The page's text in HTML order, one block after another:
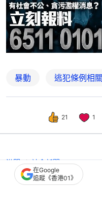
暴動 逃犯條例相
21 1
港聞 社會新聞
法律系女生參
在Google
追蹤《香港01》